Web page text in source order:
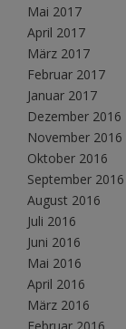
Mai 2017
April 2017
März 2017
Februar 2017
Januar 2017
Dezember 2016
November 2016
Oktober 2016
September 2016
August 2016
Juli 2016
Juni 2016
Mai 2016
April 2016
März 2016